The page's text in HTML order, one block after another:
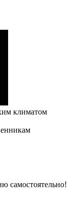
климатом
самостоятельно!